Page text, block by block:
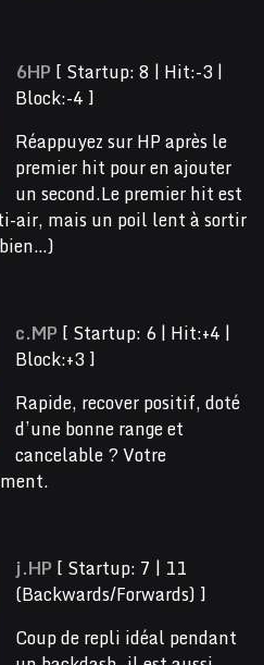
6HP [ Startup: 8 | Hit:-3 |
Block:-4 ]
Réappuyez sur HP après le
premier hit pour en ajouter
un second.Le premier hit est
air, mais un poil lent à sortir
c.MP [ Startup: 6 | Hit:+4 |
Block:+3 ]
Rapide, recover positif, doté
d’une bonne range et
cancelable ? Votre
j.HP [ Startup: 7 | 11
(Backwards/Forwards) ]
Coup de repli idéal pendant